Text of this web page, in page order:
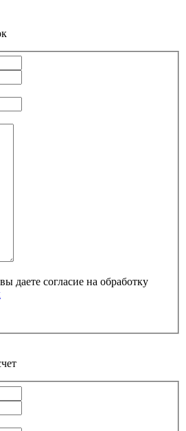
даете согласие на обработку